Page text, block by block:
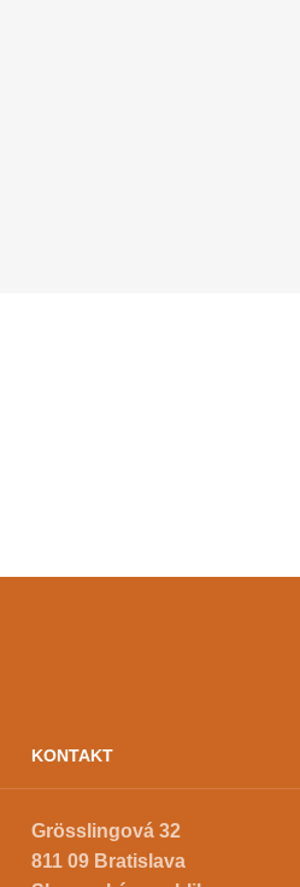
KONTAKT
Grösslingová 32
811 09 Bratislava